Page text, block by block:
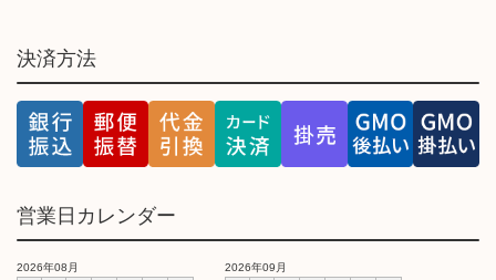
決済方法
営業日カレンダー
2026年08月 2026年09月